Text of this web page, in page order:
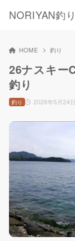
NORIYAN釣
HOME 釣り
26ナスキー
釣り
2026年5月24日
釣り